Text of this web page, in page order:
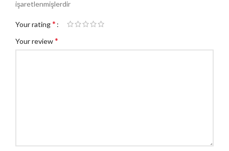
işaretlenmişlerdir
Your rating*
Your review*